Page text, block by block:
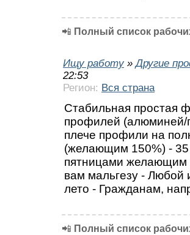
📲 Полный список
Ищу работу »Другие
22:53
Регион: Вся страна
Стабильная простая
профилей (алюминей/
плече профили на
(желающим 150%) - 35
пятницами желающим
вам мальгезу -
лето - Гражданам,
📲 Полный список